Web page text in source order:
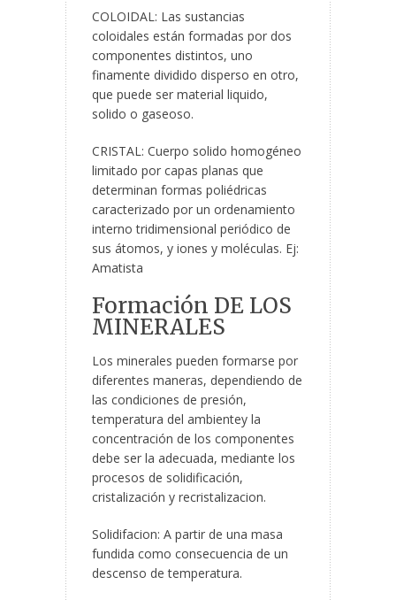
COLOIDAL: Las sustancias
coloidales están formadas por dos
componentes distintos, uno
finamente dividido disperso en otro,
que puede ser material liquido,
solido o gaseoso.
CRISTAL: Cuerpo solido homogéneo
limitado por capas planas que
determinan formas poliédricas
caracterizado por un ordenamiento
interno tridimensional periódico de
sus átomos, y iones y moléculas. Ej:
Amatista
Formación DE LOS
MINERALES
Los minerales pueden formarse por
diferentes maneras, dependiendo de
las condiciones de presión,
temperatura del ambientey la
concentración de los componentes
debe ser la adecuada, mediante los
procesos de solidificación,
cristalización y recristalizacion.
Solidifacion: A partir de una masa
fundida como consecuencia de un
descenso de temperatura.